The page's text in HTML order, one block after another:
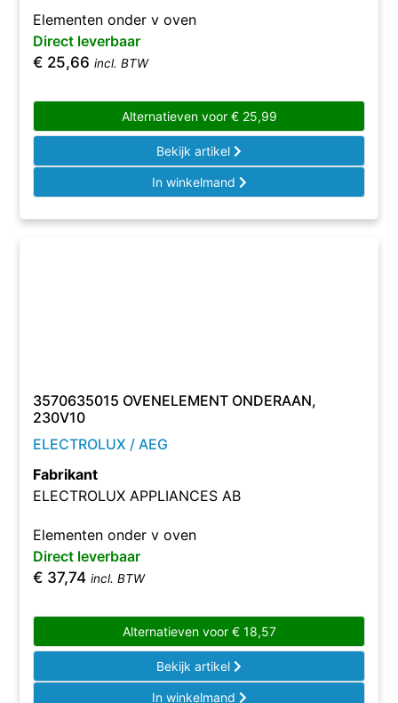
Elementen onder v oven
Direct leverbaar
€ 25,66 incl. BTW
Alternatieven voor €25,99
Bekijk artikel
In winkelmand
3570635015 OVENELEMENT ONDERAAN,
230V10
ELECTROLUX / AEG
Fabrikant
ELECTROLUX APPLIANCES AB
Elementen onder v oven
Direct leverbaar
€ 37,74 incl. BTW
Alternatieven voor €18,57
Bekijk artikel
In winkelmand